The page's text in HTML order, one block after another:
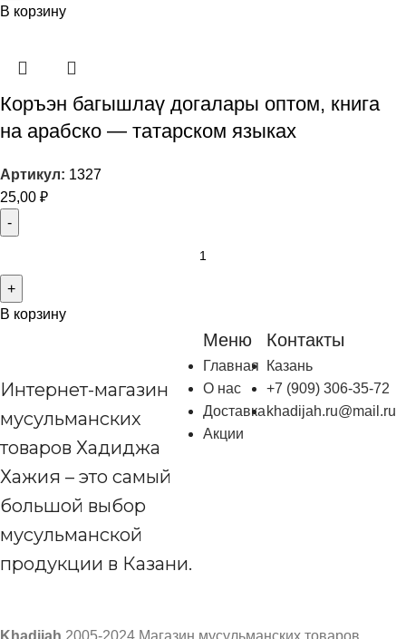
В корзину
Коръэн багышлаү догалары оптом, книга
на арабско — татарском языках
Артикул: 1327
25,00 ₽
В корзину
Интернет-магазин
мусульманских
товаров Хадиджа
Хажия – это самый
большой выбор
мусульманской
продукции в Казани.
Меню
Главная
О нас
Доставка
Акции
Контакты
Казань
+7 (909) 306-35-72
khadijah.ru@mail.ru
Khadijah 2005-2024 Магазин мусульманских товаров